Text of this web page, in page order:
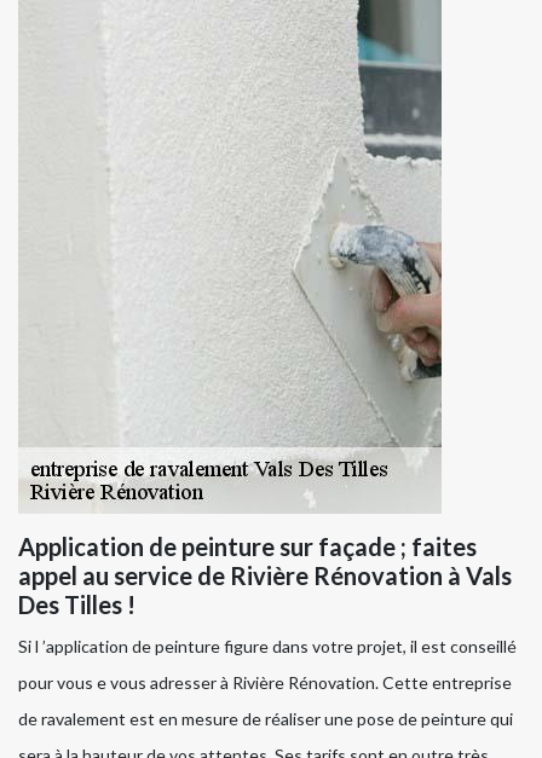
Application de peinture sur façade ; faites
appel au service de Rivière Rénovation à Vals
Des Tilles !
Si l ’application de peinture figure dans votre projet, il est conseillé
pour vous e vous adresser à Rivière Rénovation. Cette entreprise
de ravalement est en mesure de réaliser une pose de peinture qui